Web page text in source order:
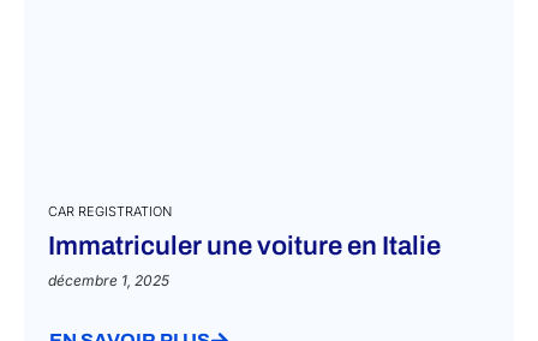
CAR REGISTRATION
Immatriculer une voiture en Italie
décembre 1, 2025